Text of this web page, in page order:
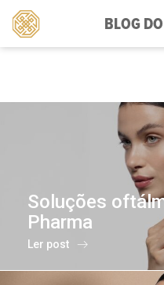
BLOG
Pesquisar
por:
Soluções
Pharma
Ler post